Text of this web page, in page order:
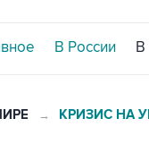
В России В
→ КРИЗИС НА